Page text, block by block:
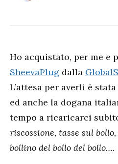
Ho acquistato, per me e
SheevaPlug dalla
L’attesa per averli è
ed anche la dogana
tempo a ricaricarci
riscossione, tasse sul
bollino del bollo del bollo….